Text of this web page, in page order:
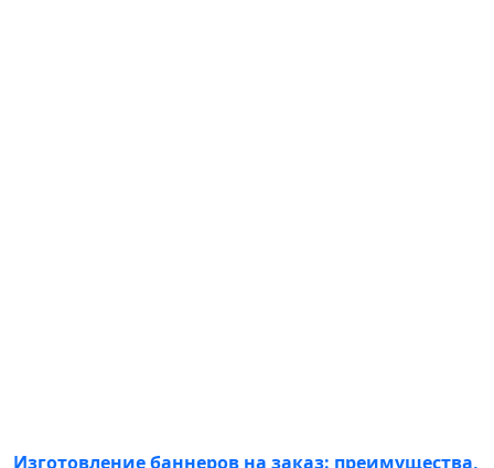
Изготовление баннеров на заказ: преимущества,